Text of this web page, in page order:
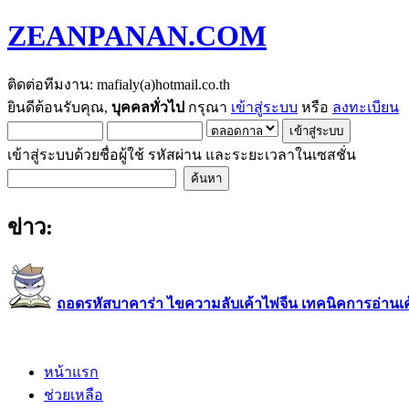
ZEANPANAN.COM
ติดต่อทีมงาน: mafialy(a)hotmail.co.th
ยินดีต้อนรับคุณ, บุคคลทั่วไป กรุณา เข้าสู่ระบบ หรือ ลงทะเบียน
เข้าสู่ระบบด้วยชื่อผู้ใช้ รหัสผ่าน และระยะเวลาในเซสชั่น
ข่าว:
ถอดรหัสบาคาร่า ไขความลับเค้าไพ่จีน เทคนิคการอ่าน
หน้าแรก
ช่วยเหลือ